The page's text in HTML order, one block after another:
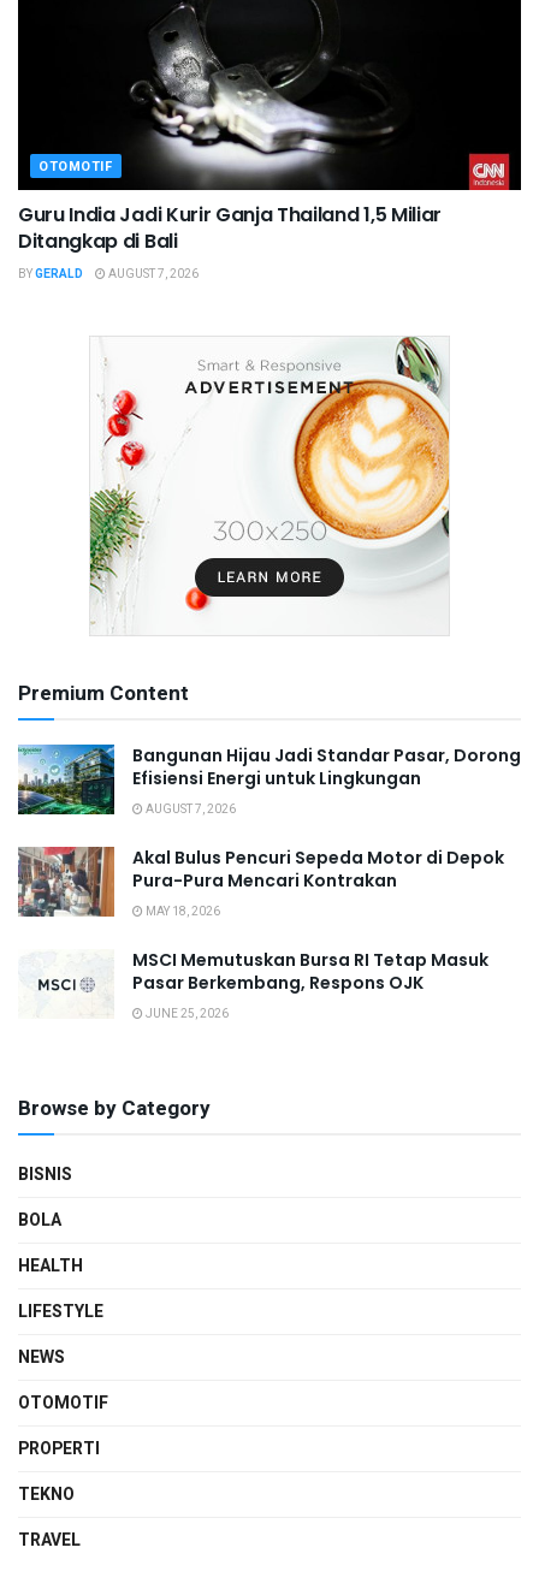
OTOMOTIF
Guru India Jadi Kurir Ganja Thailand 1,5 Miliar
Ditangkap di Bali
BYGERALD AUGUST 7, 2026
Premium Content
Bangunan Hijau Jadi Standar Pasar, Dorong
Efisiensi Energi untuk Lingkungan
AUGUST 7, 2026
Akal Bulus Pencuri Sepeda Motor di Depok
Pura-Pura Mencari Kontrakan
MAY 18, 2026
MSCI Memutuskan Bursa RI Tetap Masuk
Pasar Berkembang, Respons OJK
JUNE 25, 2026
Browse by Category
BISNIS
BOLA
HEALTH
LIFESTYLE
NEWS
OTOMOTIF
PROPERTI
TEKNO
TRAVEL